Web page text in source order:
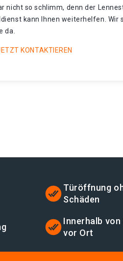
nicht so schlimm, denn der
kann Ihnen weiterhelfen. Wir
da.
KONTAKTIEREN
Türöffnung
Schäden
Innerhalb
vor Ort